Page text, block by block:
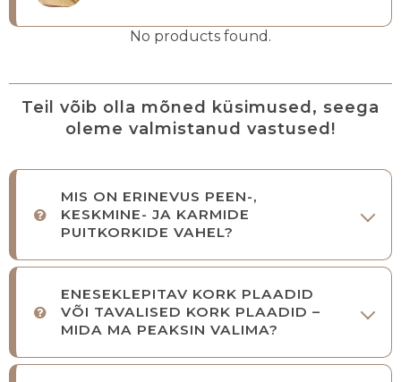
No products found.
Teil võib olla mõned küsimused, seega
oleme valmistanud vastused!
MIS ON ERINEVUS PEEN-,
KESKMINE- JA KARMIDE
PUITKORKIDE VAHEL?
ENESEKLEPITAV KORK PLAADID
VÕI TAVALISED KORK PLAADID –
MIDA MA PEAKSIN VALIMA?